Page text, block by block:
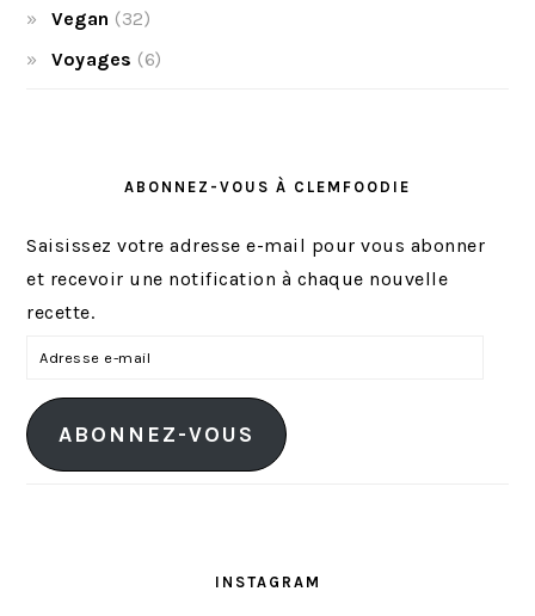
Vegan (32)
Voyages (6)
ABONNEZ-VOUS À CLEMFOODIE
Saisissez votre adresse e-mail pour vous abonner
et recevoir une notification à chaque nouvelle
recette.
r
e
ABONNEZ-VOUS
INSTAGRAM